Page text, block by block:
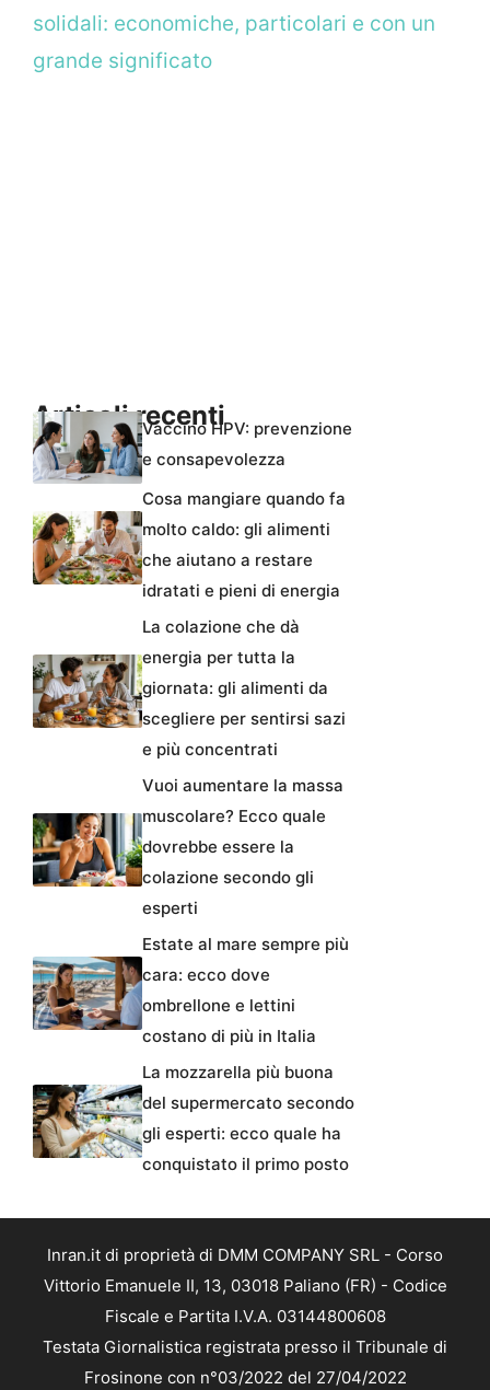
solidali: economiche, particolari e con un
grande significato
Articoli recentiVaccino HPV: prevenzione
e consapevolezza
Cosa mangiare quando fa
molto caldo: gli alimenti
che aiutano a restare
idratati e pieni di energia
La colazione che dà
energia per tutta la
giornata: gli alimenti da
scegliere per sentirsi sazi
e più concentrati
Vuoi aumentare la massa
muscolare? Ecco quale
dovrebbe essere la
colazione secondo gli
esperti
Estate al mare sempre più
cara: ecco dove
ombrellone e lettini
costano di più in Italia
La mozzarella più buona
del supermercato secondo
gli esperti: ecco quale ha
conquistato il primo posto
Inran.it di proprietà di DMM COMPANY SRL - Corso
Vittorio Emanuele II, 13, 03018 Paliano (FR) - Codice
Fiscale e Partita I.V.A. 03144800608
Testata Giornalistica registrata presso il Tribunale di
Frosinone con n°03/2022 del 27/04/2022